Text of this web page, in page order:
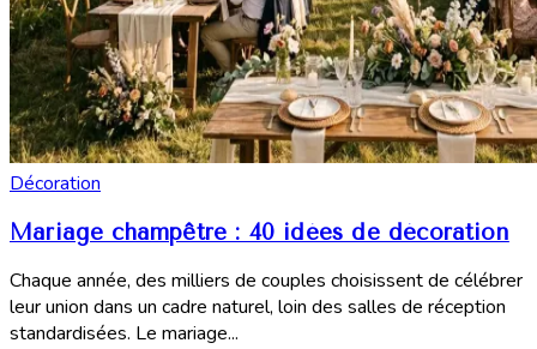
Décoration
Mariage champêtre : 40 idées de décoration
Chaque année, des milliers de couples choisissent de célébrer
leur union dans un cadre naturel, loin des salles de réception
standardisées. Le mariage...